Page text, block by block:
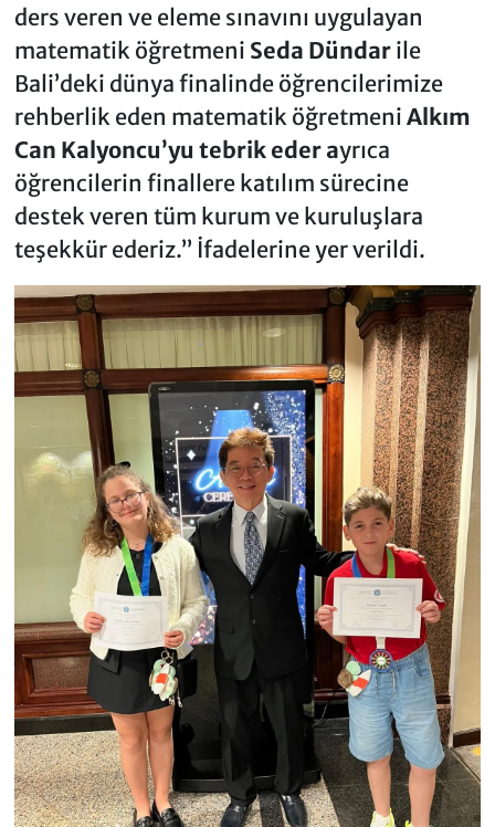
ders veren ve eleme sınavını uygulayan
matematik öğretmeni Seda Dündarile
Bali’deki dünya finalinde öğrencilerimize
rehberlik eden matematik öğretmeni Alkım
Can Kalyoncu’yu tebrik eder ayrıca
öğrencilerin finallere katılım sürecine
destek veren tüm kurum ve kuruluşlara
teşekkür ederiz.’’ İfadelerine yer verildi.